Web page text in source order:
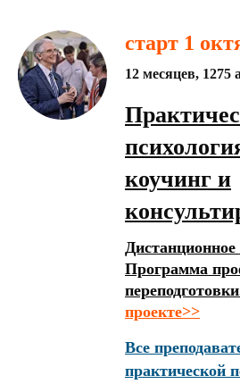
старт 1
12 месяцев, 1275
коучинг и
Дистанционное
Программа
проекте>>
Все
практической